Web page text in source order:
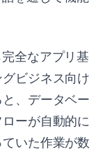
全なアプリ基
ビジネス向け
、データベー
ーが自動的に
いた作業が数